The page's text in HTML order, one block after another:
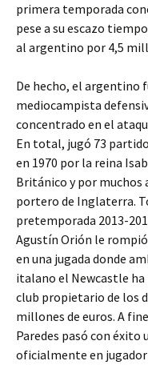
primera temporada
pese a su escazo
al argentino por 4,5
De hecho, el argentino
mediocampista
concentrado en el
En total, jugó 73
en 1970 por la reina
Británico y por muchos
portero de Inglaterra.
pretemporada 2013-
Agustín Orión le
en una jugada donde
italano el Newcastle
club propietario de los
millones de euros. A
Paredes pasó con éxito
oficialmente en